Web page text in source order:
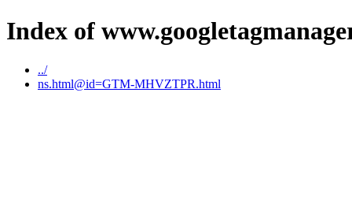
Index of
../
ns.html@id=GTM-MHVZTPR.html